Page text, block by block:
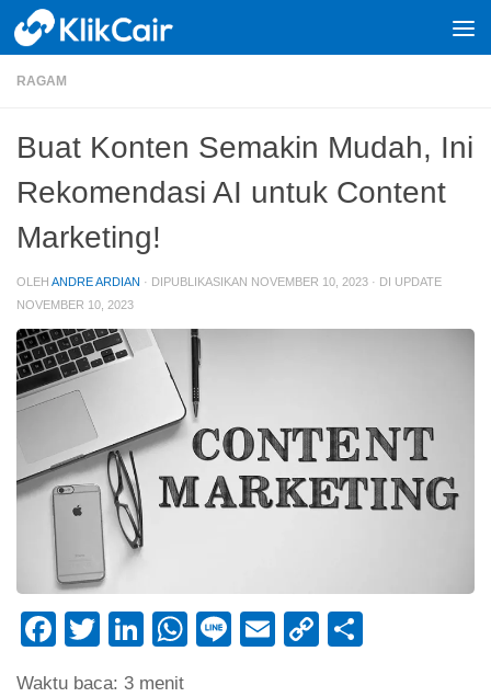
Skip to content
RAGAM
Buat Konten Semakin Mudah, Ini
Rekomendasi AI untuk Content
Marketing!
OLEH ANDRE ARDIAN · DIPUBLIKASIKAN NOVEMBER 10, 2023 · DI UPDATE
NOVEMBER 10, 2023
Facebook
TwitterLinkedIn
WhatsApp
LineEmailCopy
Waktu baca: 3 menit